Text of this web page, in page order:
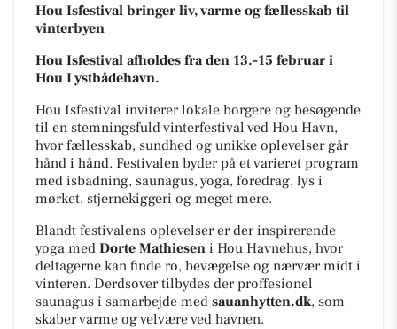
Hou Isfestival bringer liv, varme og fællesskab til
vinterbyen
Hou Isfestival afholdes fra den 13.-15 februar i
Hou Lystbådehavn.
Hou Isfestival inviterer lokale borgere og besøgende
til en stemningsfuld vinterfestival ved Hou Havn,
hvor fællesskab, sundhed og unikke oplevelser går
hånd i hånd. Festivalen byder på et varieret program
med isbadning, saunagus, yoga, foredrag, lys i
mørket, stjernekiggeri og meget mere.
Blandt festivalens oplevelser er der inspirerende
yoga med Dorte Mathiesen i Hou Havnehus, hvor
deltagerne kan finde ro, bevægelse og nærvær midt i
vinteren. Derdsover tilbydes der proffesionel
saunagus i samarbejde med sauanhytten.dk, som
skaber varme og velvære ved havnen.